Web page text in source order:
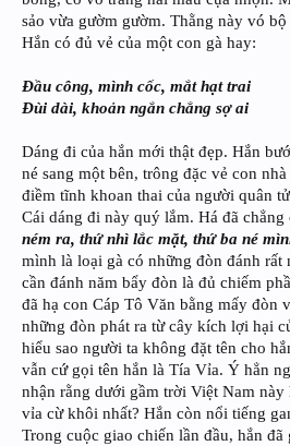
sảo vừa gườm gườm. Thằng này vó
Hắn có đủ vẻ của một con gà hay:
Đầu công, mình cốc, mắt hạt trai
Đùi dài, khoản ngắn chẳng sợ ai
Dáng đi của hắn mới thật đẹp. Hắn
né sang một bên, trông đặc vẻ con
điềm tĩnh khoan thai của người quân
Cái dáng đi này quý lắm. Há đã chẳng
ném ra, thứ nhì lắc mặt, thứ ba né
mình là loại gà có những đòn đánh rất
cần đánh năm bẩy đòn là đủ chiếm
đã hạ con Cáp Tô Văn bằng mấy đòn
những đòn phát ra từ cây kích lợi hại
hiểu sao người ta không đặt tên cho
vẫn cứ gọi tên hắn là Tía Vỉa. Ý hẳn
nhận rằng dưới gầm trời Việt Nam
vỉa cừ khôi nhất? Hắn còn nổi tiếng
Trong cuộc giao chiến lần đầu, hắn